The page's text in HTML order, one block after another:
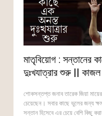
মাতৃবিয়োগ : সন্তানের
দুঃখযাত্রার শুরু || কাজল
শোকসন্তপ্ত জনাব তারেক জিয়া
চেয়েছেন। সবার কাছে ভুলের জন্য
সন্তান হিসেবে এর চেয়ে বেশি কিছু